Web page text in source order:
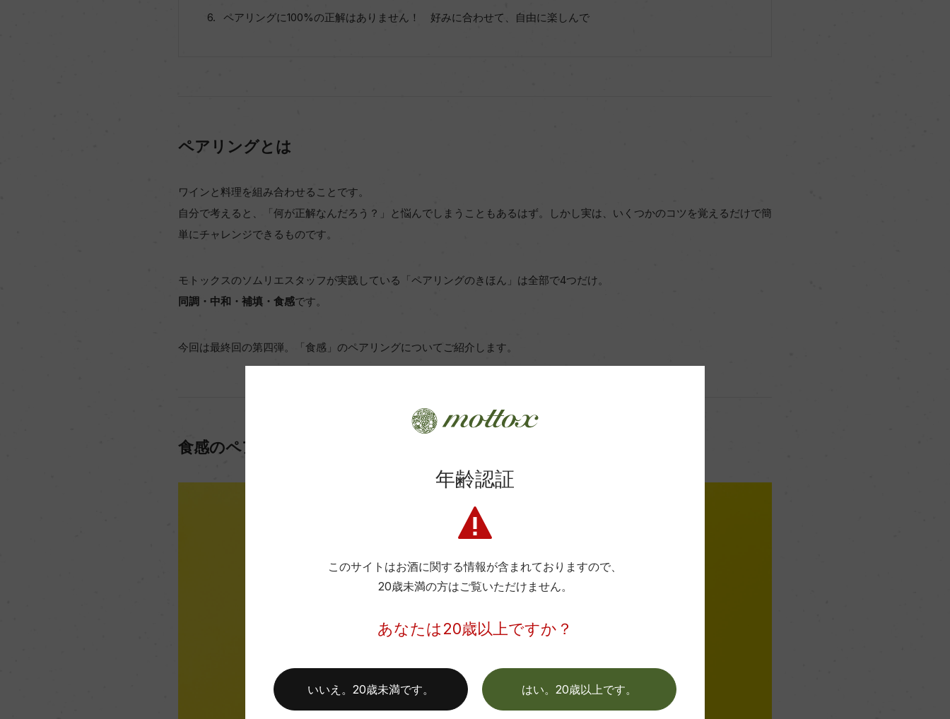
ペアリングに100%の正解はありません！ 好みに合わせて、自由に楽しんで
ペアリングとは
ワインと料理を組み合わせることです。
自分で考えると、「何が正解なんだろう？」と悩んでしまうこともあるはず。しかし実は、いくつかのコツを覚えるだけで簡
単にチャレンジできるものです。
モトックスのソムリエスタッフが実践している「ペアリングのきほん」は全部で4つだけ。
同調・中和・補填・食感です。
今回は最終回の第四弾。「食感」のペアリングについてご紹介します。
食感のペアリングとは？
年齢認証
このサイトはお酒に関する情報が含まれておりますので、
20歳未満の方はご覧いただけません。
あなたは20歳以上ですか？
はい。20歳以上です。
いいえ。20歳未満です。